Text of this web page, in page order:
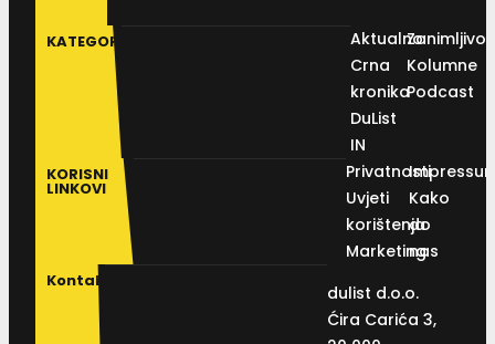
KATEGORIJE
Aktualno
Crna
kronika
DuList
IN
Kolumne
Podcast
KORISNI
LINKOVI
Privatnosti
Uvjeti
korištenja
Marketing
Kako
do
nas
Kontakt
dulist d.o.o.
Ćira Carića 3,